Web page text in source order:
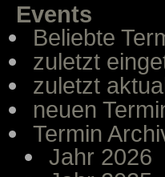
Events
Beliebte
zuletzt
zuletzt
neuen
Termin
Jahr 2026